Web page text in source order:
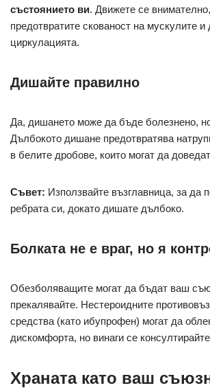
състоянието ви. Движете се
предотвратите скованост на мускулите и
циркулацията.
Дишайте правилно
Да, дишането може да бъде болезнено,
Дълбокото дишане предотвратява
в белите дробове, които могат да
Съвет: Използвайте възглавница, за да
ребрата си, докато дишате дълбоко.
Болката не е враг, но я
Обезболяващите могат да бъдат ваш
прекалявайте. Нестероидните
средства (като ибупрофен) могат да
дискомфорта, но винаги се
Храната като ваш